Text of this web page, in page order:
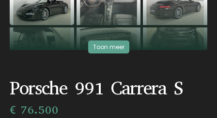
Toon meer
Porsche 991 Carrera S
€ 76.500